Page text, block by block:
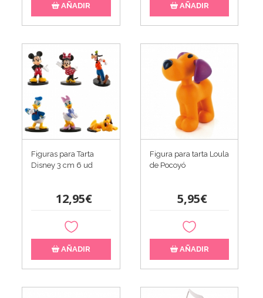
AÑADIR AÑADIR
Figuras para Tarta
Disney 3 cm 6 ud
12,95€
AÑADIR
Figura para tarta Loula
de Pocoyó
5,95€
AÑADIR